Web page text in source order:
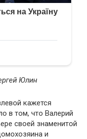
Юлин
кажется
в том, что Валерий
своей знаменитой
и